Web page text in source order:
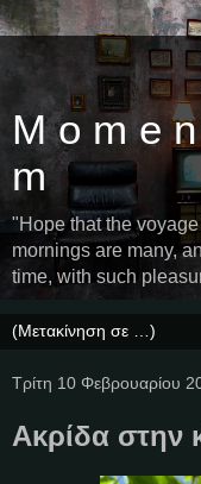
M o m e
m
"Hope that the
mornings are many,
time, with such
Τρίτη 10 Φεβρουαρίου
Ακρίδα στην